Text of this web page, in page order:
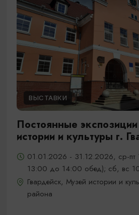
ВЫСТАВКИ
Постоянные
истории и культуры г.
01.01.2026 - 31.12.2026, ср-
13:00 до 14:00 обед); сб, вс
Гвардейск, Музей истории и
района